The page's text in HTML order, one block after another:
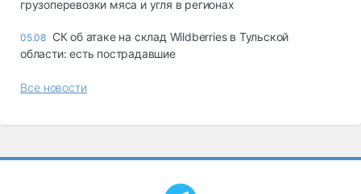
грузоперевозки мяса и угля в регионах
05.08 СК об атаке на склад Wildberries в Тульской
области: есть пострадавшие
Все новости